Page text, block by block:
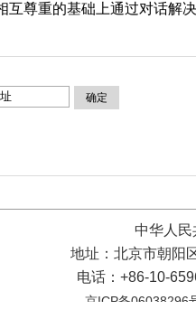
尊重的基础上通过对话解
确定
中华人
地址：北京市朝阳
电话：+86-10-
京ICP备06038296